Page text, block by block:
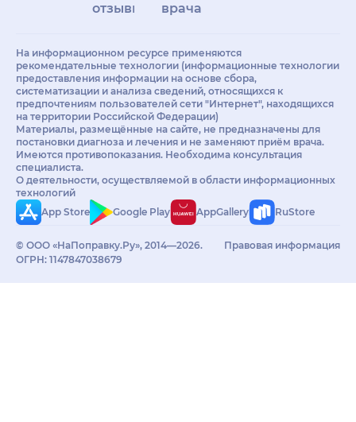
отзывы
врачам
На информационном ресурсе применяются
рекомендательные технологии (информационные технологии
предоставления информации на основе сбора,
систематизации и анализа сведений, относящихся к
предпочтениям пользователей сети "Интернет", находящихся
на территории Российской Федерации)
Материалы, размещённые на сайте, не предназначены для
постановки диагноза и лечения и не заменяют приём врача.
Имеются противопоказания. Необходима консультация
специалиста.
О деятельности, осуществляемой в области информационных
технологий
App Store
Google Play AppGallery RuStore
© ООО «НаПоправку.Ру», 2014—2026.
ОГРН: 1147847038679
Правовая информация